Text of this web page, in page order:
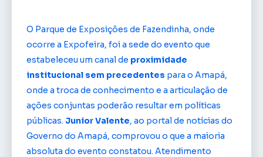
O Parque de Exposições de Fazendinha, onde
ocorre a Expofeira, foi a sede do evento que
estabeleceu um canal de proximidade
institucional sem precedentes para o Amapá,
onde a troca de conhecimento e a articulação de
ações conjuntas poderão resultar em políticas
públicas. Junior Valente, ao portal de notícias do
Governo do Amapá, comprovou o que a maioria
absoluta do evento constatou. Atendimento